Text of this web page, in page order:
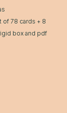
of 78 cards + 8
box and pdf